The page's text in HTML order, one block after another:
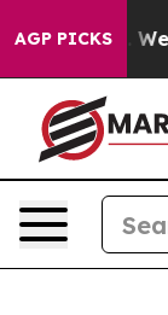
AGP PICKS
40%. Well, it